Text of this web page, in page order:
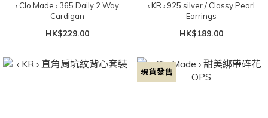
‹ Clo Made › 365 Daily 2 Way
Cardigan
HK$229.00
‹ KR › 925 silver / Classy Pearl
Earrings
HK$189.00
現貨發售